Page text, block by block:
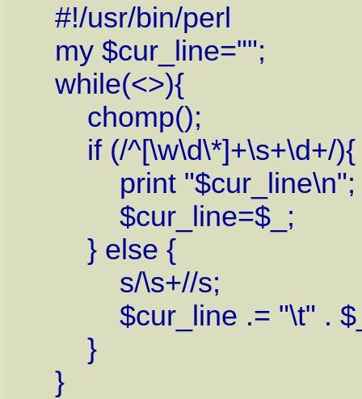
#!/usr/bin/perl
my $cur_line="";
while(<>){
chomp();
if (/^[\w\d\*]+\s+\d+/){
print "$cur_line\n";
$cur_line=$_;
} else {
s/\s+//s;
$cur_line .= "\t" .
}
}